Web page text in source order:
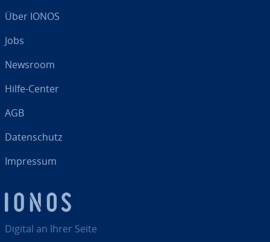
Digital an Ihrer Seite
Über IONOS
Jobs
Newsroom
Hilfe-Center
AGB
Da­ten­schutz
Impressum